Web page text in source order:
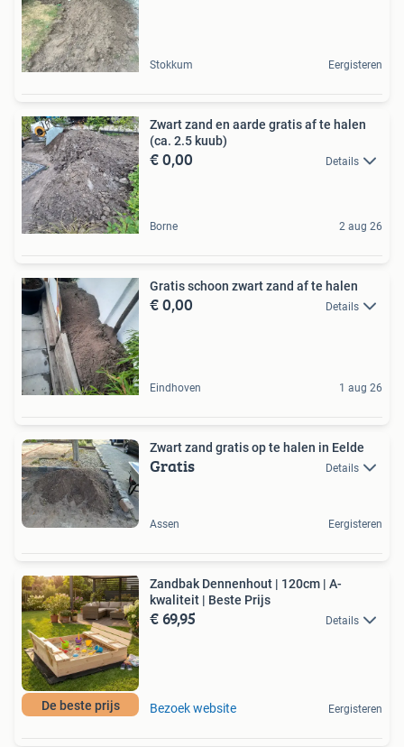
Stokkum Eergisteren
Zwart zand en aarde gratis af te halen
(ca. 2.5 kuub)
€ 0,00 Details
Borne 2 aug 26
Gratis schoon zwart zand af te halen
€ 0,00 Details
Eindhoven 1 aug 26
Zwart zand gratis op te halen in Eelde
Gratis Details
Assen Eergisteren
De beste prijs
Zandbak Dennenhout | 120cm | A-
kwaliteit | Beste Prijs
€ 69,95 Details
Bezoek website Eergisteren